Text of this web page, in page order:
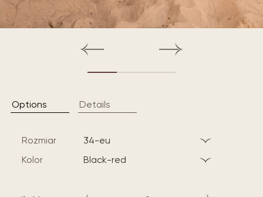
Options Details
Rozmiar
34-eu
Kolor
black-red